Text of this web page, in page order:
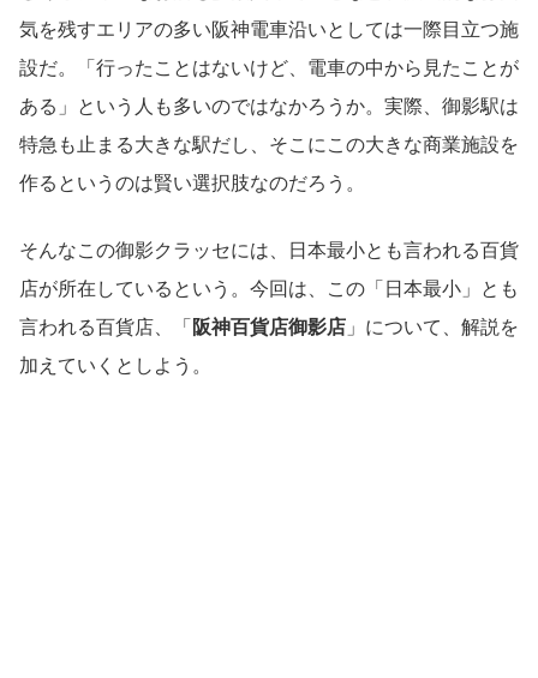
気を残すエリアの多い阪神電車沿いとしては一際目立つ施
設だ。「行ったことはないけど、電車の中から見たことが
ある」という人も多いのではなかろうか。実際、御影駅は
特急も止まる大きな駅だし、そこにこの大きな商業施設を
作るというのは賢い選択肢なのだろう。
そんなこの御影クラッセには、日本最小とも言われる百貨
店が所在しているという。今回は、この「日本最小」とも
言われる百貨店、「 阪神百貨店御影店 」について、解説を
加えていくとしよう。